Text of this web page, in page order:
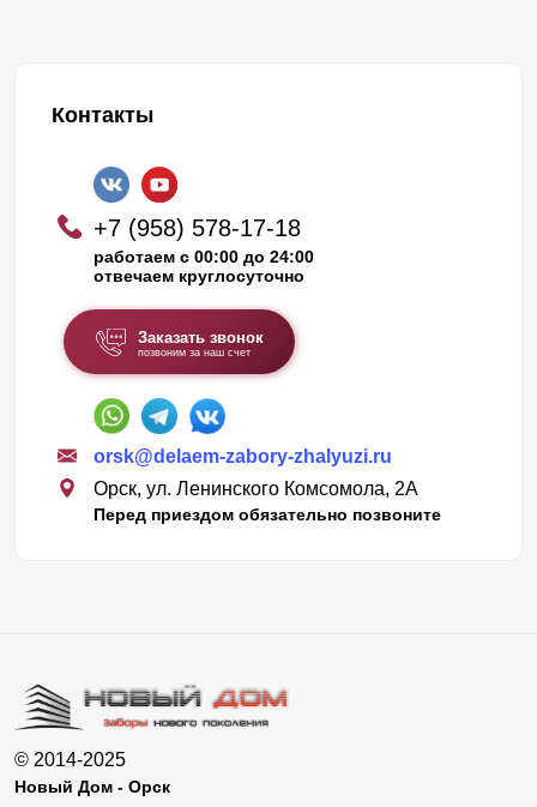
Контакты
+7 (958) 578-17-18
работаем с 00:00 до 24:00
отвечаем круглосуточно
Заказать звонок
позвоним за наш счет
orsk@delaem-zabory-zhalyuzi.ru
Орск, ул. Ленинского Комсомола, 2А
Перед приездом обязательно позвоните
© 2014-2025
Новый Дом - Орск